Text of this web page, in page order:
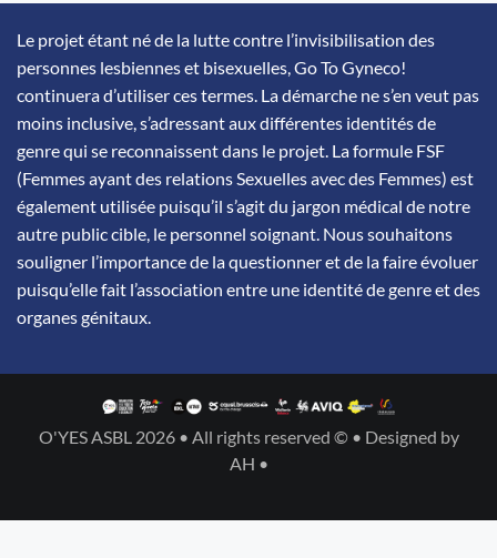
Le projet étant né de la lutte contre l’invisibilisation des
personnes lesbiennes et bisexuelles, Go To Gyneco!
continuera d’utiliser ces termes. La démarche ne s’en veut pas
moins inclusive, s’adressant aux différentes identités de
genre qui se reconnaissent dans le projet. La formule FSF
(Femmes ayant des relations Sexuelles avec des Femmes) est
également utilisée puisqu’il s’agit du jargon médical de notre
autre public cible, le personnel soignant. Nous souhaitons
souligner l’importance de la questionner et de la faire évoluer
puisqu’elle fait l’association entre une identité de genre et des
organes génitaux.
O'YES ASBL 2026 • All rights reserved © • Designed by
AH •